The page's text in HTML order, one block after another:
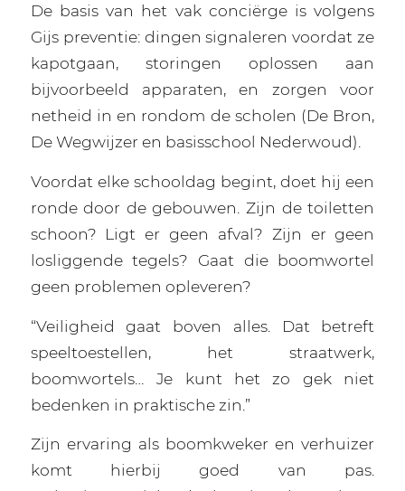
De basis van het vak conciërge is volgens
Gijs preventie: dingen signaleren voordat ze
kapotgaan, storingen oplossen aan
bijvoorbeeld apparaten, en zorgen voor
netheid in en rondom de scholen (De Bron,
De Wegwijzer en basisschool Nederwoud).
Voordat elke schooldag begint, doet hij een
ronde door de gebouwen. Zijn de toiletten
schoon? Ligt er geen afval? Zijn er geen
losliggende tegels? Gaat die boomwortel
geen problemen opleveren?
“Veiligheid gaat boven alles. Dat betreft
speeltoestellen, het straatwerk,
boomwortels… Je kunt het zo gek niet
bedenken in praktische zin.”
Zijn ervaring als boomkweker en verhuizer
komt hierbij goed van pas.